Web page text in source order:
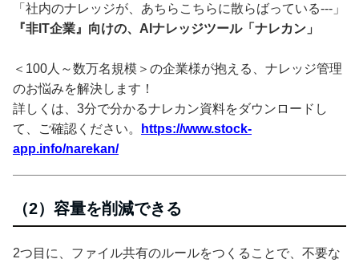
「社内のナレッジが、あちらこちらに散らばっている---」
『非IT企業』向けの、AIナレッジツール「ナレカン」
＜100人～数万名規模＞の企業様が抱える、ナレッジ管理
のお悩みを解決します！
詳しくは、3分で分かるナレカン資料をダウンロードし
て、ご確認ください。
https://www.stock-
app.info/narekan/
（2）容量を削減できる
2つ目に、ファイル共有のルールをつくることで、不要な